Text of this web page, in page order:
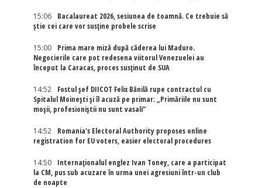
15:06
Bacalaureat 2026, sesiunea de toamnă. Ce trebuie să
știe cei care vor susține probele scrise
15:00
Prima mare miză după căderea lui Maduro.
Negocierile care pot redesena viitorul Venezuelei au
început la Caracas, proces susținut de SUA
14:52
Fostul șef DIICOT Felix Bănilă rupe contractul cu
Spitalul Moinești și îl acuză pe primar: „Primăriile nu sunt
moșii, profesioniștii nu sunt vasali”
14:52
Romania's Electoral Authority proposes online
registration for EU voters, easier electoral procedures
14:50
Internaţionalul englez Ivan Toney, care a participat
la CM, pus sub acuzare în urma unei agresiuni într-un club
de noapte